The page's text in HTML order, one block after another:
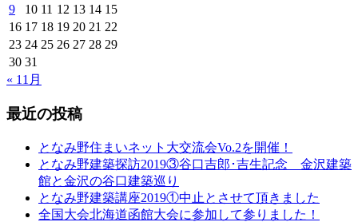
9
10 11 12 13 14 15
16 17 18 19 20 21 22
23 24 25 26 27 28 29
30 31
« 11月
最近の投稿
となみ野住まいネット大交流会Vo.2を開催！
となみ野建築探訪2019③谷口吉郎･吉生記念 金沢建築
館と金沢の谷口建築巡り
となみ野建築講座2019①中止とさせて頂きました
全国大会北海道函館大会に参加して参りました！